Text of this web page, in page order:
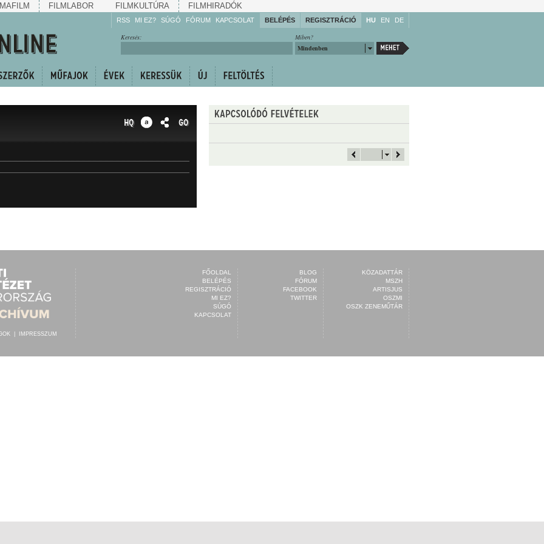
MAFILM FILMLABOR FILMKULTÚRA FILMHIRADÓK
RSS MI EZ? SÚGÓ
Gyarapítsa!
FÓRUM KAPCSOLAT BELÉPÉS REGISZTRÁCIÓ HU EN DE
Miben?
Mindenben
Keresés:
HQ GO
IMPRESSZUM
KÖZADATTÁR
MSZH
ARTISJUS
OSZMI
OSZK ZENEMŰTÁR
BLOG
FÓRUM
FACEBOOK
TWITTER
FŐOLDAL
BELÉPÉS
REGISZTRÁCIÓ
MI EZ?
SÚGÓ
KAPCSOLAT